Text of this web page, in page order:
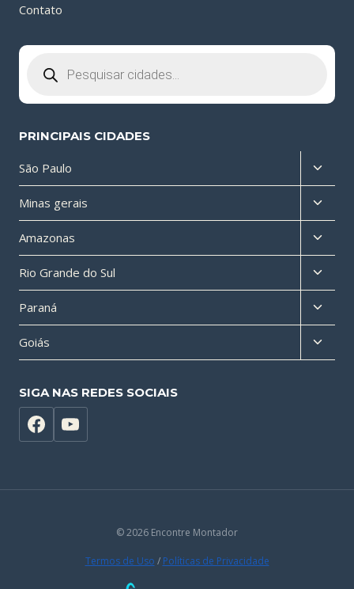
Contato
produtos
PRINCIPAIS CIDADES
São Paulo
menu
filho
Minas gerais
menu
filho
Amazonas
menu
filho
Rio Grande do Sul
menu
filho
Paraná
menu
filho
Goiás
menu
SIGA NAS REDES SOCIAIS
© 2026 Encontre Montador
Termos de Uso / Políticas de Privacidade